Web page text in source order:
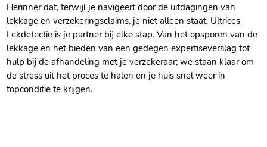
Herinner dat, terwijl je navigeert door de uitdagingen van
lekkage en verzekeringsclaims, je niet alleen staat.​ Ultrices
Lekdetectie is je partner bij elke stap.​ Van het opsporen van de
lekkage en het bieden van een gedegen expertiseverslag tot
hulp bij de afhandeling met je verzekeraar; we staan klaar om
de stress uit het proces te halen en je huis snel weer in
topconditie te krijgen.​